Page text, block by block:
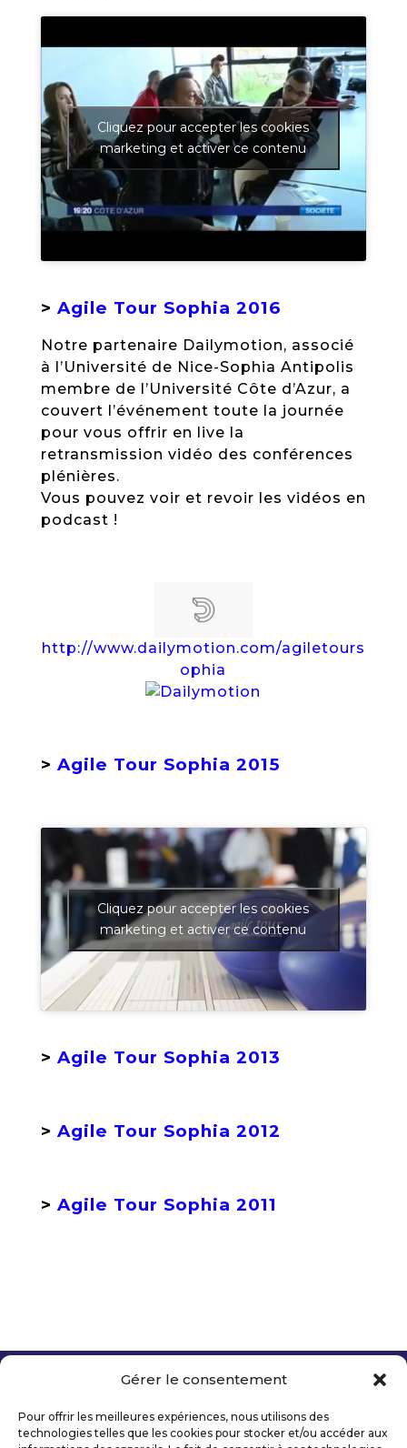
Gérer le consentement
Pour offrir les meilleures expériences, nous utilisons des
technologies telles que les cookies pour stocker et/ou accéder aux
Cliquez pour accepter les cookies
marketing et activer ce contenu
> Agile Tour Sophia 2016
Notre partenaire Dailymotion, associé
à l’Université de Nice-Sophia Antipolis
membre de l’Université Côte d’Azur, a
couvert l’événement toute la journée
pour vous offrir en live la
retransmission vidéo des conférences
plénières.
Vous pouvez voir et revoir les vidéos en
podcast !
http://www.dailymotion.com/agiletours
ophia
> Agile Tour Sophia 2015
Cliquez pour accepter les cookies
marketing et activer ce contenu
> Agile Tour Sophia 2013
> Agile Tour Sophia 2012
> Agile Tour Sophia 2011
Mentions légales